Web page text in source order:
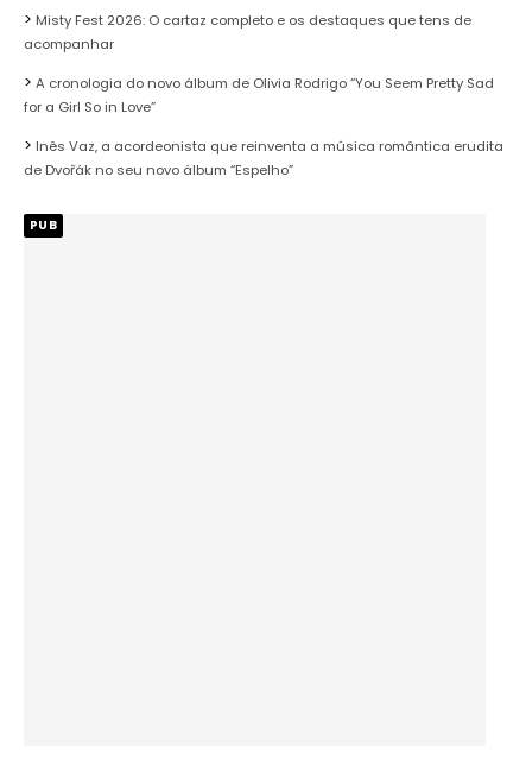
Misty Fest 2026: O cartaz completo e os destaques que tens de
acompanhar
A cronologia do novo álbum de Olivia Rodrigo “You Seem Pretty Sad
for a Girl So in Love”
Inês Vaz, a acordeonista que reinventa a música romântica erudita
de Dvořák no seu novo álbum “Espelho”
PUB